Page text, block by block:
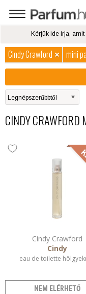
Cindy Crawford
mini
CINDY CRAWFORD
Cindy Crawford
Cindy
eau de toilette
NEM ELÉRHETŐ